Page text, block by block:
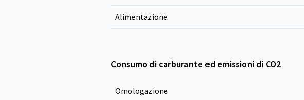
Alimentazione
Consumo di carburante ed emissioni di CO2
Omologazione